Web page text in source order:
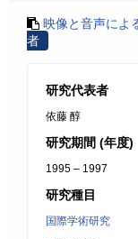
映像と音声によ
者
研究代表者
依藤 醇
研究期間 (年度)
1995 – 1997
研究種目
国際学術研究